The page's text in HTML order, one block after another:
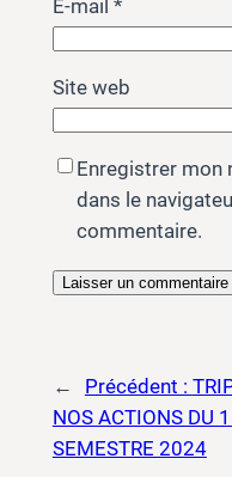
E-mail *
Site web
Enregistrer mon
dans le
commentaire.
← Précédent :
NOS ACTIONS DU
SEMESTRE 2024